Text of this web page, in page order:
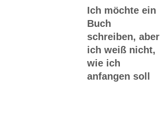
Ich möchte ein
Buch
schreiben, aber
ich weiß nicht,
wie ich
anfangen soll